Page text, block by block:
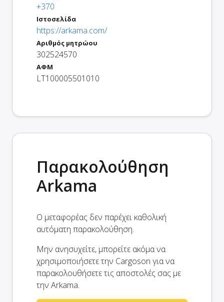
+370
Ιστοσελίδα
https://arkama.com/
Αριθμός μητρώου
302524570
ΑΦΜ
LT100005501010
Παρακολούθηση
Arkama
Ο μεταφορέας δεν παρέχει καθολική
αυτόματη παρακολούθηση.
Μην ανησυχείτε, μπορείτε ακόμα να
χρησιμοποιήσετε την Cargoson για να
παρακολουθήσετε τις αποστολές σας με
την Arkama.